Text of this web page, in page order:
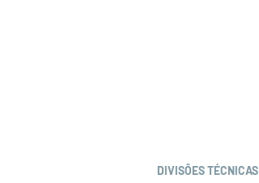
DIVISÕES TÉCNICAS